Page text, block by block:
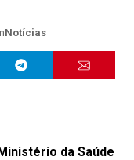
Notícias
da Saúde